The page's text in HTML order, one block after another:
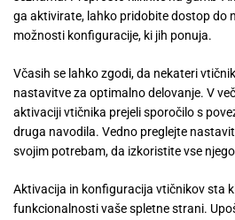
ga aktivirate, lahko pridobite dostop do
možnosti konfiguracije, ki jih ponuja.
Včasih se lahko zgodi, da nekateri
nastavitve za optimalno delovanje. V
aktivaciji vtičnika prejeli sporočilo s
druga navodila. Vedno preglejte
svojim potrebam, da izkoristite vse
Aktivacija in konfiguracija vtičnikov sta
funkcionalnosti vaše spletne strani.